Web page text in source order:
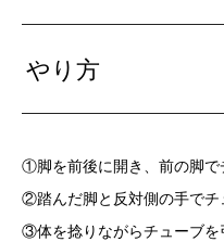
やり方
①脚を前後に開き、前の脚で
②踏んだ脚と反対側の手でチ
③体を捻りながらチューブを